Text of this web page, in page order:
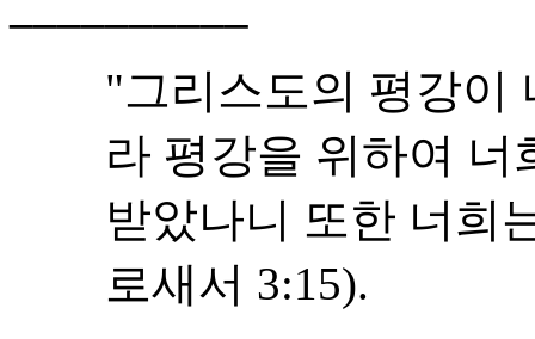
"그리스도의 평강이
라 평강을 위하여
받았나니 또한 너희
로새서 3:15).